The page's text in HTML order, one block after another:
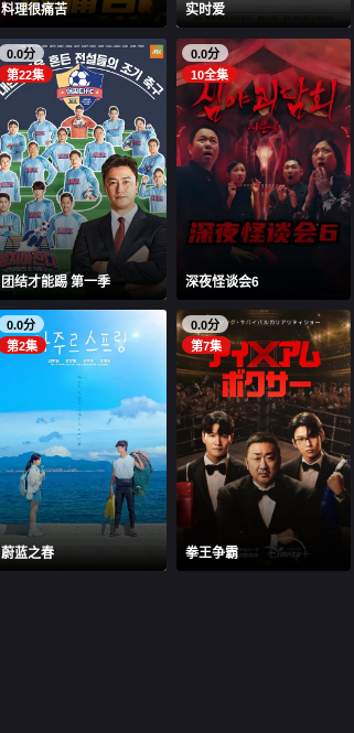
料理很痛苦 实时爱
0.0分
第22集
团结才能踢 第一季
0.0分
10全集
深夜怪谈会6
0.0分
第2集
蔚蓝之春
0.0分
第7集
拳王争霸